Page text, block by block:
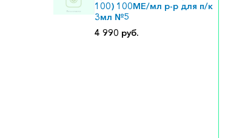
100) 100МЕ/мл р-р для п/к
3мл №5
4 990 руб.